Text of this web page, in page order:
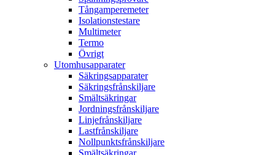
Tångamperemeter
Isolationstestare
Multimeter
Termo
Övrigt
Utomhusapparater
Säkringsapparater
Säkringsfrånskiljare
Smältsäkringar
Jordningsfrånskiljare
Linjefrånskiljare
Lastfrånskiljare
Nollpunktsfrånskiljare
Smältsäkringar